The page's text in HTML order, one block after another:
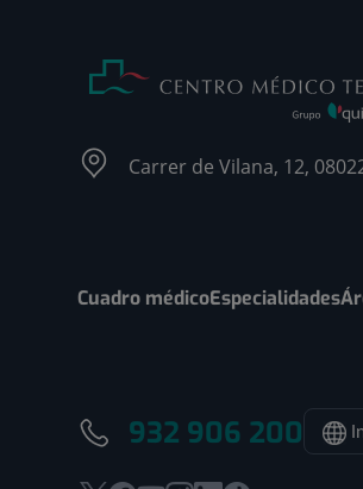
Carrer de Vilana, 12,
Cuadro médicoEspecialidades
932 906 200